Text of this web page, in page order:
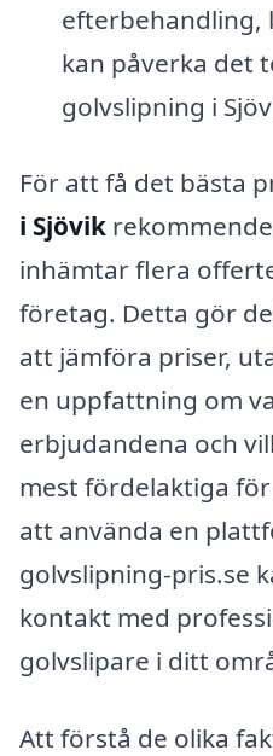
efterbehandling,
kan påverka det
golvslipning i
För att få det bästa
i Sjövik
inhämtar flera
företag. Detta gör
att jämföra priser,
en uppfattning om
erbjudandena och
mest fördelaktiga
att använda en
golvslipning-pris.se
kontakt med
golvslipare i ditt
Att förstå de olika